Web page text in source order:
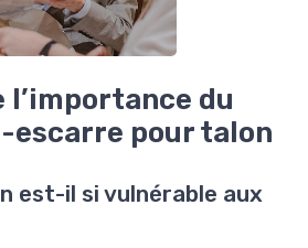
l’importance du
escarre pour talon
est-il si vulnérable aux